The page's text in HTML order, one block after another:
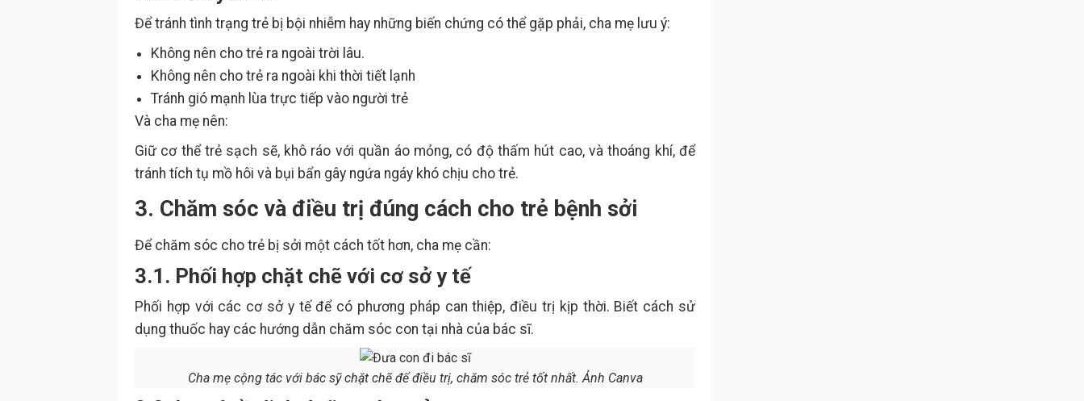
Để tránh tình trạng trẻ bị bội nhiễm hay những biến chứng có thể gặp phải, cha mẹ lưu ý:
Không nên cho trẻ ra ngoài trời lâu.
Không nên cho trẻ ra ngoài khi thời tiết lạnh
Tránh gió mạnh lùa trực tiếp vào người trẻ
Và cha mẹ nên:
Giữ cơ thể trẻ sạch sẽ, khô ráo với quần áo mỏng, có độ thấm hút cao, và thoáng khí, để
tránh tích tụ mồ hôi và bụi bẩn gây ngứa ngáy khó chịu cho trẻ.
3. Chăm sóc và điều trị đúng cách cho trẻ bệnh sởi
Để chăm sóc cho trẻ bị sởi một cách tốt hơn, cha mẹ cần:
3.1. Phối hợp chặt chẽ với cơ sở y tế
Phối hợp với các cơ sở y tế để có phương pháp can thiệp, điều trị kịp thời. Biết cách sử
dụng thuốc hay các hướng dẫn chăm sóc con tại nhà của bác sĩ.
Cha mẹ cộng tác với bác sỹ chặt chẽ để điều trị, chăm sóc trẻ tốt nhất. Ảnh Canva